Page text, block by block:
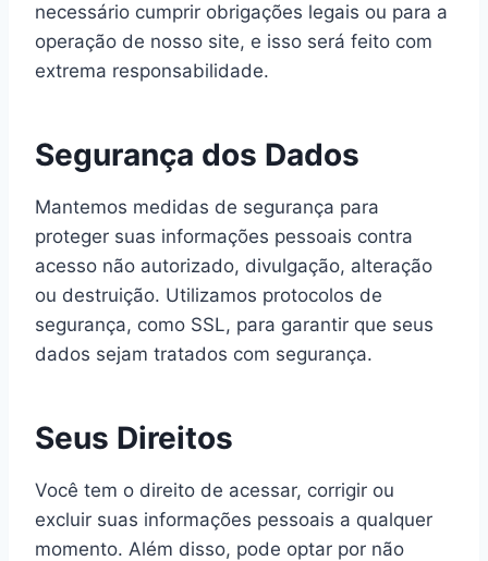
necessário cumprir obrigações legais ou para a
operação de nosso site, e isso será feito com
extrema responsabilidade.
Segurança dos Dados
Mantemos medidas de segurança para
proteger suas informações pessoais contra
acesso não autorizado, divulgação, alteração
ou destruição. Utilizamos protocolos de
segurança, como SSL, para garantir que seus
dados sejam tratados com segurança.
Seus Direitos
Você tem o direito de acessar, corrigir ou
excluir suas informações pessoais a qualquer
momento. Além disso, pode optar por não